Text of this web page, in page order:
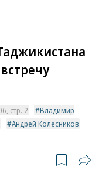
стр. 2
Владимир
Андрей Колесников